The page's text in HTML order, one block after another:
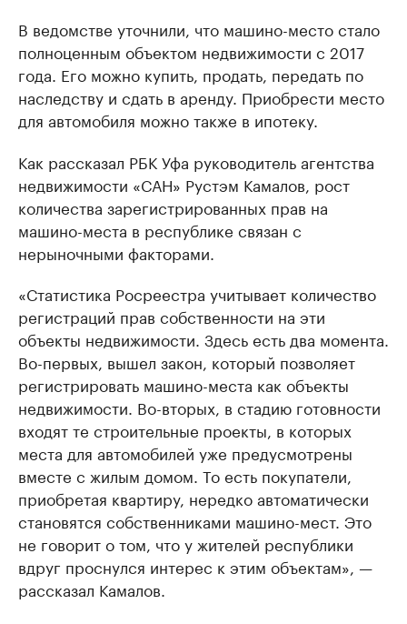
В ведомстве уточнили, что машино-место стало
полноценным объектом недвижимости с 2017
года. Его можно купить, продать, передать по
наследству и сдать в аренду. Приобрести место
для автомобиля можно также в ипотеку.
Как рассказал РБК Уфа руководитель агентства
недвижимости «САН» Рустэм Камалов, рост
количества зарегистрированных прав на
машино-места в республике связан с
нерыночными факторами.
«Статистика Росреестра учитывает количество
регистраций прав собственности на эти
объекты недвижимости. Здесь есть два момента.
Во-первых, вышел закон, который позволяет
регистрировать машино-места как объекты
недвижимости. Во-вторых, в стадию готовности
входят те строительные проекты, в которых
места для автомобилей уже предусмотрены
вместе с жилым домом. То есть покупатели,
приобретая квартиру, нередко автоматически
становятся собственниками машино-мест. Это
не говорит о том, что у жителей республики
вдруг проснулся интерес к этим объектам», —
рассказал Камалов.